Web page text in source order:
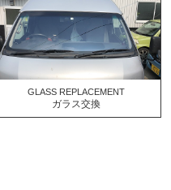
GLASS REPLACEMENT
ガラス交換